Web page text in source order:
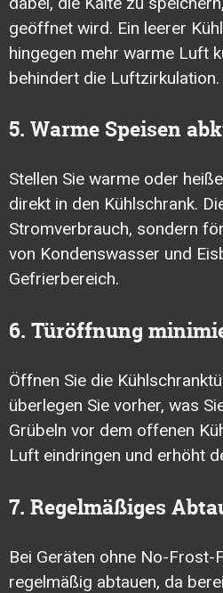
geöffnet wird. Ein leerer
hingegen mehr warme Luft
behindert die Luftzirkulation.
5. Warme Speisen
Stellen Sie warme oder
direkt in den Kühlschrank.
Stromverbrauch, sondern
von Kondenswasser und
Gefrierbereich.
6. Türöffnung
Öffnen Sie die
überlegen Sie vorher, was
Grübeln vor dem offenen
Luft eindringen und erhöht
7. Regelmäßiges
Bei Geräten ohne No-Frost-
regelmäßig abtauen, da